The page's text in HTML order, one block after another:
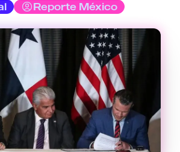
Reporte México
Enviar comentario